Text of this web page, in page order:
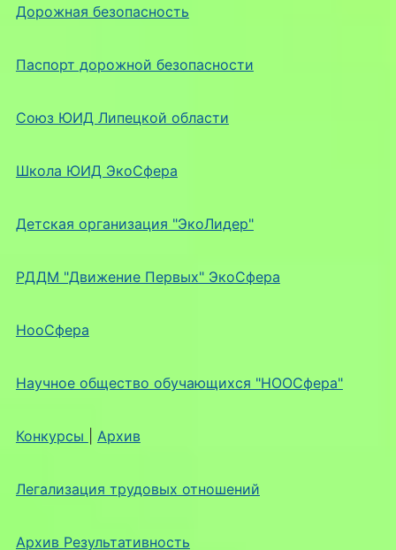
Дорожная безопасность
Паспорт дорожной безопасности
Союз ЮИД Липецкой области
Школа ЮИД ЭкоСфера
Детская организация "ЭкоЛидер"
РДДМ "Движение Первых" ЭкоСфера
НооСфера
Научное общество обучающихся "НООСфера"
Конкурсы Архив
Легализация трудовых отношений
Архив Результативность